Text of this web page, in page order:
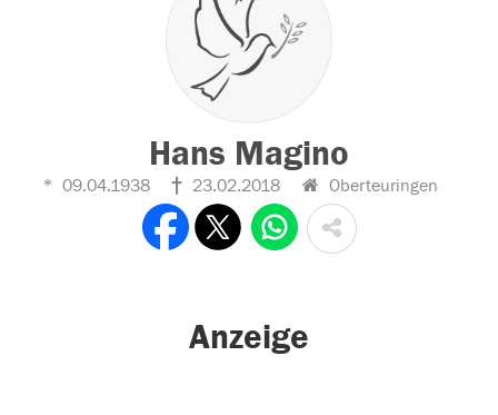
Hans Magino
09.04.1938 23.02.2018 Oberteuringen
Anzeige